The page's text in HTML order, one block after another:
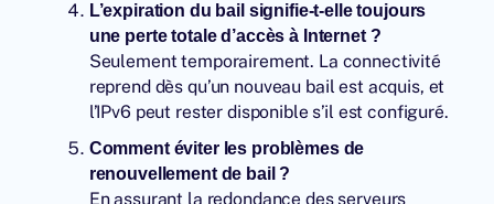
L’expiration du bail signifie-t-elle toujours
une perte totale d’accès à Internet ?
Seulement temporairement. La connectivité
reprend dès qu’un nouveau bail est acquis, et
l’IPv6 peut rester disponible s’il est configuré.
Comment éviter les problèmes de
renouvellement de bail ?
En assurant la redondance des serveurs